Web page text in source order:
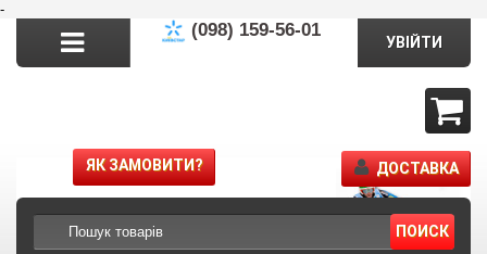
-
(098) 159-56-01
ПОИСК
УВІЙТИ
ЯК ЗАМОВИТИ? ДОСТАВКА